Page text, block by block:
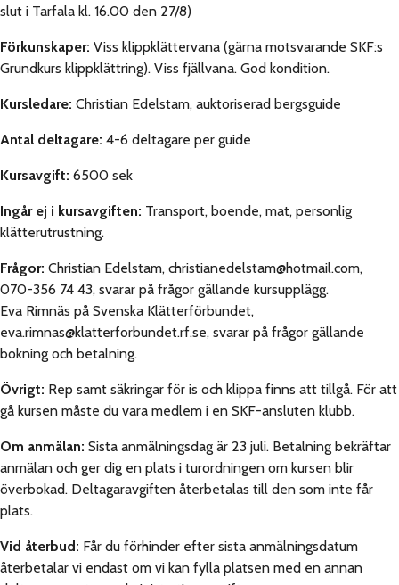
slut i Tarfala kl. 16.00 den 27/8)
Förkunskaper: Viss klippklättervana (gärna motsvarande SKF:s
Grundkurs klippklättring). Viss fjällvana. God kondition.
Kursledare: Christian Edelstam, auktoriserad bergsguide
Antal deltagare: 4-6 deltagare per guide
Kursavgift: 6500 sek
Ingår ej i kursavgiften: Transport, boende, mat, personlig
klätterutrustning.
Frågor: Christian Edelstam, christianedelstam@hotmail.com,
070-356 74 43, svarar på frågor gällande kursupplägg.
Eva Rimnäs på Svenska Klätterförbundet,
eva.rimnas@klatterforbundet.rf.se, svarar på frågor gällande
bokning och betalning.
Övrigt: Rep samt säkringar för is och klippa finns att tillgå. För att
gå kursen måste du vara medlem i en SKF-ansluten klubb.
Om anmälan: Sista anmälningsdag är 23 juli. Betalning bekräftar
anmälan och ger dig en plats i turordningen om kursen blir
överbokad. Deltagaravgiften återbetalas till den som inte får
plats.
Vid återbud: Får du förhinder efter sista anmälningsdatum
återbetalar vi endast om vi kan fylla platsen med en annan